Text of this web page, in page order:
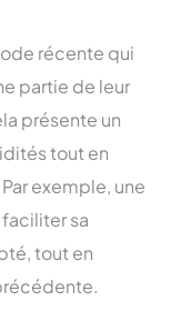
récente qui
partie de leur
présente un
tout en
exemple, une
sa
tout en